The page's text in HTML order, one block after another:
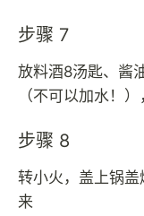
步骤 7
放料酒8汤匙、酱
（不可以加水！
步骤 8
转小火，盖上锅
来